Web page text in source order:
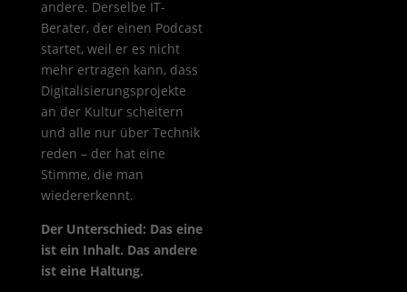
andere. Derselbe IT-
Berater, der einen Podcast
startet, weil er es nicht
mehr ertragen kann, dass
Digitalisierungsprojekte
an der Kultur scheitern
und alle nur über Technik
reden – der hat eine
Stimme, die man
wiedererkennt.
Der Unterschied: Das eine
ist ein Inhalt. Das andere
ist eine Haltung.